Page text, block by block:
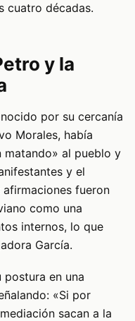
cuatro décadas.
y la
por su cercanía
Morales, había
matando» al pueblo y
y el
fueron
como una
internos, lo que
García.
en una
«Si por
sacan a la